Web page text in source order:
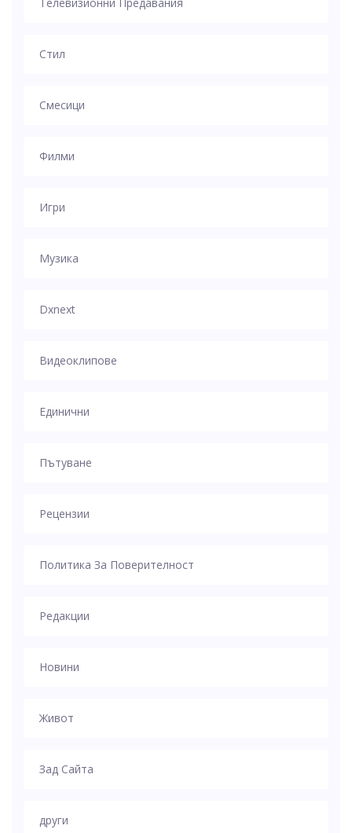
Стил
Смесици
Филми
Игри
Музика
Dxnext
Видеоклипове
Единични
Пътуване
Рецензии
Политика За Поверителност
Редакции
Новини
Живот
Зад Сайта
други